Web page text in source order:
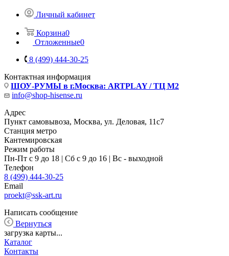
Личный кабинет
Корзина0
Отложенные0
8 (499) 444-30-25
Контактная информация
ШОУ-РУМЫ в г.Москва: ARTPLAY / ТЦ М2
info@shop-hisense.ru
Адрес
Пункт самовывоза, Москва, ул. Деловая, 11с7
Станция метро
Кантемировская
Режим работы
Пн-Пт с 9 до 18 | Сб с 9 до 16 | Вс - выходной
Телефон
8 (499) 444-30-25
Email
proekt@ssk-art.ru
Написать сообщение
Вернуться
загрузка карты...
Каталог
Контакты